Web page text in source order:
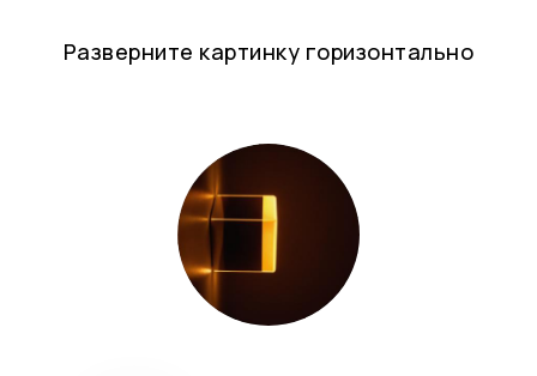
Разверните картинку горизонтально